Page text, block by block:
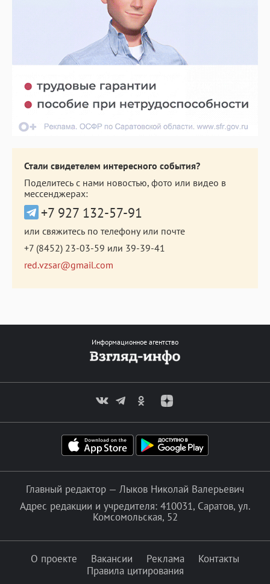
Стали свидетелем интересного события?
Поделитесь с нами новостью, фото или видео в
мессенджерах:
+7 927 132-57-91
или свяжитесь по телефону или почте
+7 (8452) 23-03-59 или 39-39-41
red.vzsar@gmail.com
Информационное агентство
Главный редактор — Лыков Николай Валерьевич
Адрес редакции и учредителя: 410031, Саратов, ул.
Комсомольская, 52
О проекте Вакансии Реклама
Контакты
Правила цитирования